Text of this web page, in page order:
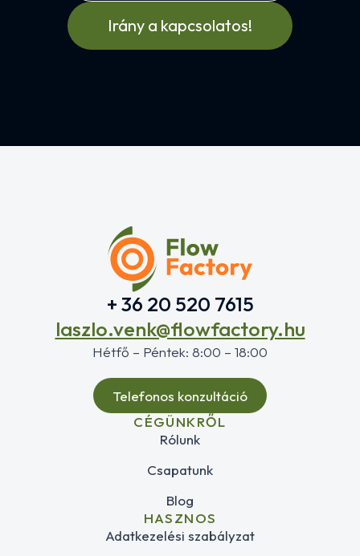
Irány a kapcsolatos!
+ 36 20 520 7615
laszlo.venk@flowfactory.hu
Hétfő – Péntek: 8:00 – 18:00
Telefonos konzultáció
CÉGÜNKRŐL
Rólunk
Csapatunk
Blog
HASZNOS
Adatkezelési szabályzat